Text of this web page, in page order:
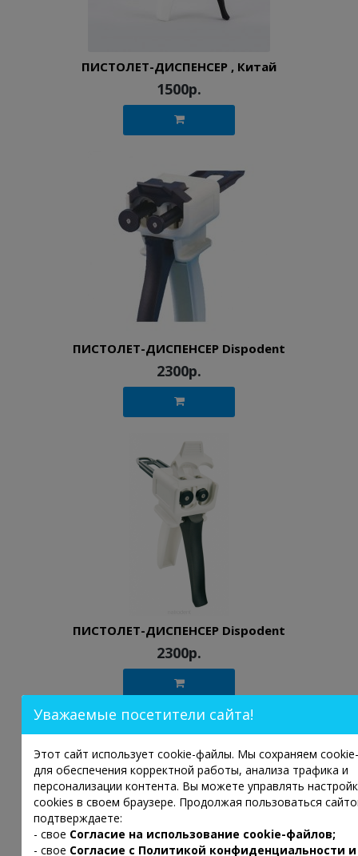
ПИСТОЛЕТ-ДИСПЕНСЕР , Китай
1500р.
ПИСТОЛЕТ-ДИСПЕНСЕР Dispodent
2300р.
ПИСТОЛЕТ-ДИСПЕНСЕР Dispodent
2300р.
Уважаемые посетители сайта!
Этот сайт использует cookie-файлы. Мы сохраняем
для обеспечения корректной работы, анализа трафика и
персонализации контента. Вы можете управлять
cookies в своем браузере. Продолжая пользоваться
подтверждаете:
- свое Согласие на использование cookie-файлов;
- свое Согласие с Политикой конфиденциальности и